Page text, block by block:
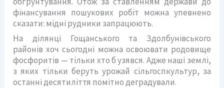
фінансування пошукових робіт можна упевнено
сказати: мідні рудники запрацюють.
На ділянці Гощанського та Здолбунівського
районів хоч сьогодні можна освоювати родовище
фосфоритів — тільки хто б узявся. Адже наші землі,
з яких тільки беруть урожай сільгоспкультур, за
останні десятиліття помітно деградували.